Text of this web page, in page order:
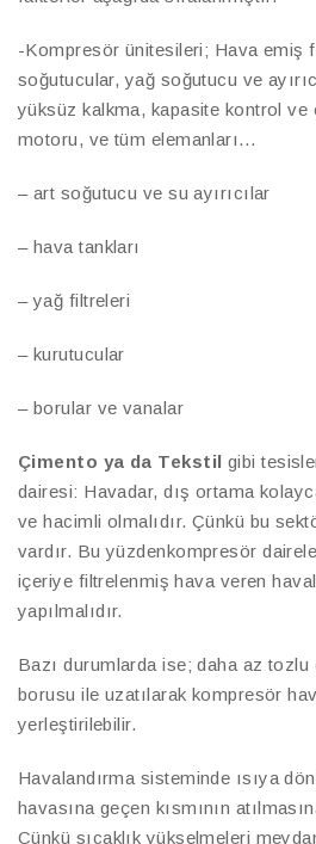
-Kompresör ünitesileri; Hava emiş
soğutucular, yağ soğutucu ve
yüksüz kalkma, kapasite kontrol ve
motoru, ve tüm elemanları…
– art soğutucu ve su ayırıcılar
– hava tankları
– yağ filtreleri
– kurutucular
– borular ve vanalar
Çimento ya da Tekstil gibi
dairesi: Havadar, dış ortama
ve hacimli olmalıdır. Çünkü bu
vardır. Bu yüzdenkompresör
içeriye filtrelenmiş hava veren
yapılmalıdır.
Bazı durumlarda ise; daha az
borusu ile uzatılarak kompresör
yerleştirilebilir.
Havalandırma sisteminde ısıya
havasına geçen kısmının
Çünkü sıcaklık yükselmeleri